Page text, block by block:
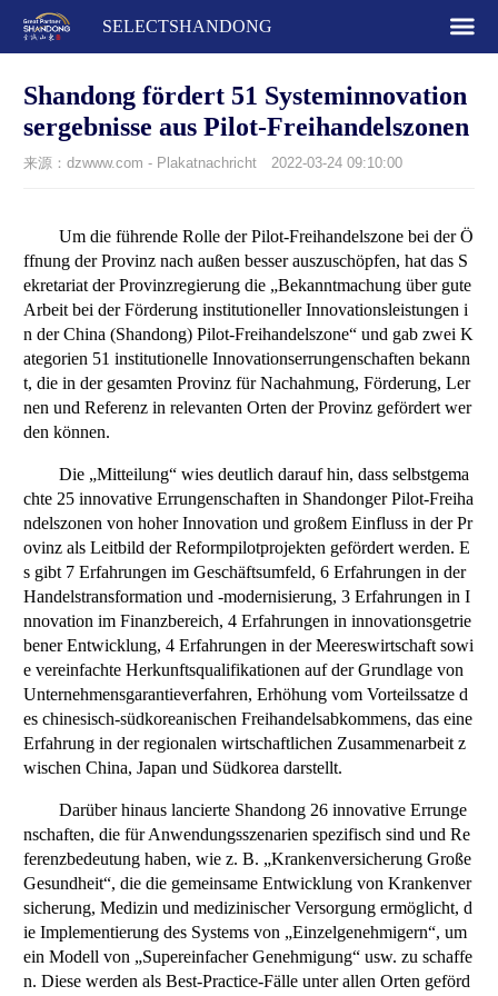
SELECTSHANDONG
Shandong fördert 51 Systeminnovation
sergebnisse aus Pilot-Freihandelszonen
来源：dzwww.com - Plakatnachricht 2022-03-24 09:10:00
Um die führende Rolle der Pilot-Freihandelszone bei der Ö
ffnung der Provinz nach außen besser auszuschöpfen, hat das S
ekretariat der Provinzregierung die „Bekanntmachung über gute
Arbeit bei der Förderung institutioneller Innovationsleistungen i
n der China (Shandong) Pilot-Freihandelszone“ und gab zwei K
ategorien 51 institutionelle Innovationserrungenschaften bekann
t, die in der gesamten Provinz für Nachahmung, Förderung, Ler
nen und Referenz in relevanten Orten der Provinz gefördert wer
den können.
Die „Mitteilung“ wies deutlich darauf hin, dass selbstgema
chte 25 innovative Errungenschaften in Shandonger Pilot-Freiha
ndelszonen von hoher Innovation und großem Einfluss in der Pr
ovinz als Leitbild der Reformpilotprojekten gefördert werden. E
s gibt 7 Erfahrungen im Geschäftsumfeld, 6 Erfahrungen in der
Handelstransformation und -modernisierung, 3 Erfahrungen in I
nnovation im Finanzbereich, 4 Erfahrungen in innovationsgetrie
bener Entwicklung, 4 Erfahrungen in der Meereswirtschaft sowi
e vereinfachte Herkunftsqualifikationen auf der Grundlage von
Unternehmensgarantieverfahren, Erhöhung vom Vorteilssatze d
es chinesisch-südkoreanischen Freihandelsabkommens, das eine
Erfahrung in der regionalen wirtschaftlichen Zusammenarbeit z
wischen China, Japan und Südkorea darstellt.
Darüber hinaus lancierte Shandong 26 innovative Errunge
nschaften, die für Anwendungsszenarien spezifisch sind und Re
ferenzbedeutung haben, wie z. B. „Krankenversicherung Große
Gesundheit“, die die gemeinsame Entwicklung von Krankenver
sicherung, Medizin und medizinischer Versorgung ermöglicht, d
ie Implementierung des Systems von „Einzelgenehmigern“, um
ein Modell von „Supereinfacher Genehmigung“ usw. zu schaffe
n. Diese werden als Best-Practice-Fälle unter allen Orten geförd